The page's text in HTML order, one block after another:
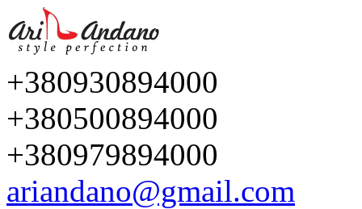
+380930894000
+380500894000
+380979894000
ariandano@gmail.com